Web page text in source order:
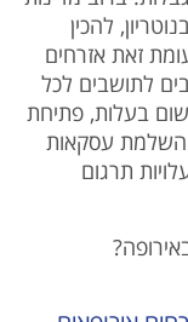
להכין
זאת אזרחים
לתושבים לכל
בעלות, פתיחת
עסקאות
תרגום